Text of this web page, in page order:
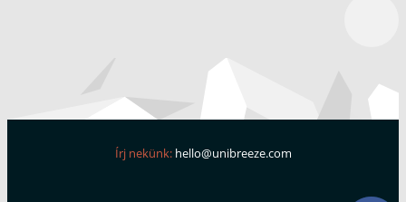
Írj nekünk: hello@unibreeze.com